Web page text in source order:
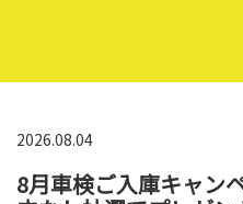
2026.08.04
8月車検ご入庫キャン